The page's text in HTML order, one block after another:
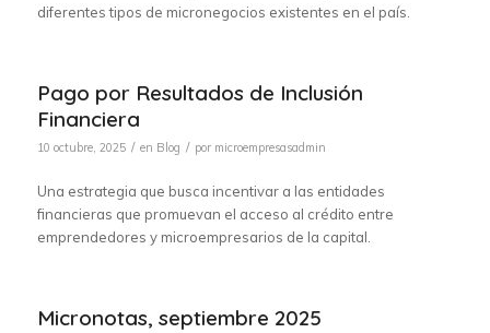
diferentes tipos de micronegocios existentes en el país.
Pago por Resultados de Inclusión
Financiera
10 octubre, 2025 / en Blog / por microempresasadmin
Una estrategia que busca incentivar a las entidades
financieras que promuevan el acceso al crédito entre
emprendedores y microempresarios de la capital.
Micronotas, septiembre 2025